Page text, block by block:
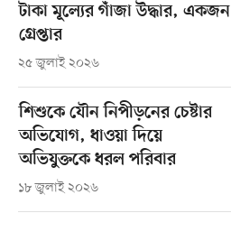
টাকা মূল্যের গাঁজা উদ্ধার, একজন
গ্রেপ্তার
২৫ জুলাই ২০২৬
শিশুকে যৌন নিপীড়নের চেষ্টার
অভিযোগ, ধাওয়া দিয়ে
অভিযুক্তকে ধরল পরিবার
১৮ জুলাই ২০২৬